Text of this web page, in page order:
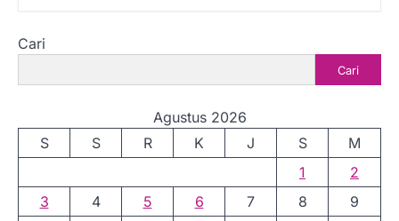
Cari
Cari
Agustus 2026
S
S R K J S
M
1
2
3
4 5 6 7 8
9